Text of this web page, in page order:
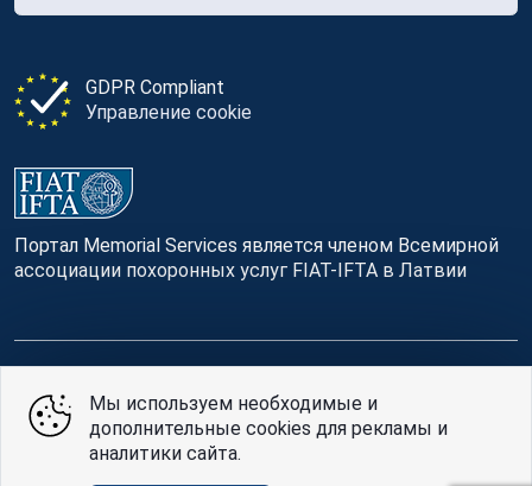
GDPR Compliant
Управление cookie
Портал Memorial Services является членом Всемирной
ассоциации похоронных услуг FIAT-IFTA в Латвии
© Memorial Services, 2016 — 2026 pr3-g
Политике конфиденциальностииусловия
использования
Мы используем необходимые и
дополнительные cookies для рекламы и
аналитики сайта.